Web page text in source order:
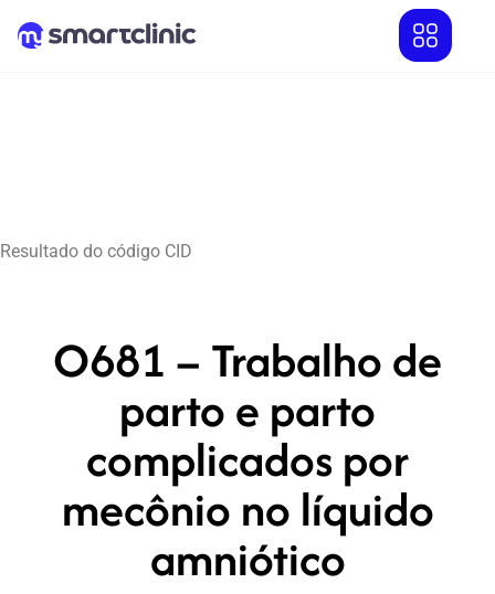
Resultado do código CID
O681 – Trabalho de
parto e parto
complicados por
mecônio no líquido
amniótico